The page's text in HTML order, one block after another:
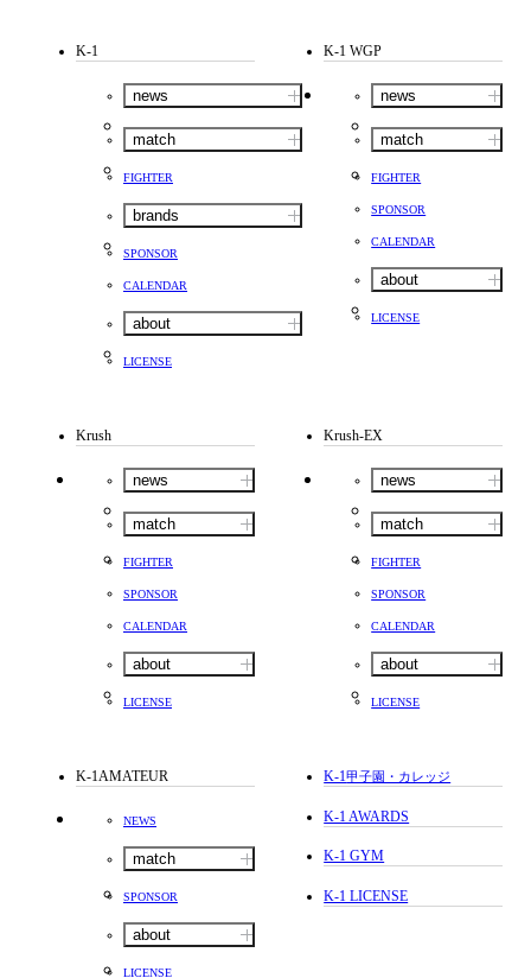
K-1
news
match
FIGHTER
brands
SPONSOR
CALENDAR
about
LICENSE
K-1 WGP
news
match
FIGHTER
SPONSOR
CALENDAR
about
LICENSE
Krush
news
match
FIGHTER
SPONSOR
CALENDAR
about
LICENSE
Krush-EX
news
match
FIGHTER
SPONSOR
CALENDAR
about
LICENSE
K-1AMATEUR
NEWS
match
SPONSOR
about
LICENSE
K-1甲子園・カレッジ
K-1 AWARDS
K-1 GYM
K-1 LICENSE